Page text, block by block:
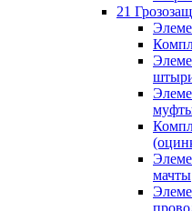
21
мачты